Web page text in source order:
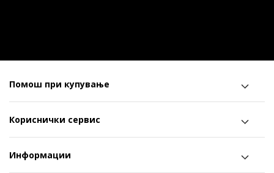
Помош при купување
Кориснички сервис
Информации